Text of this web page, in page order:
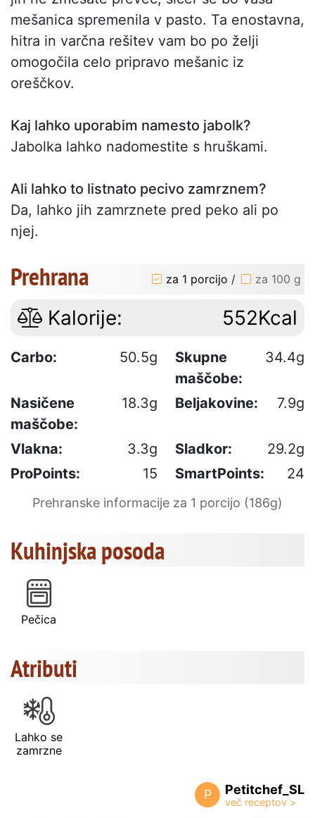
mešanica spremenila v pasto. Ta enostavna,
hitra in varčna rešitev vam bo po želji
omogočila celo pripravo mešanic iz
oreščkov.
Kaj lahko uporabim namesto jabolk?
Jabolka lahko nadomestite s hruškami.
Ali lahko to listnato pecivo zamrznem?
Da, lahko jih zamrznete pred peko ali po
njej.
Prehrana za 1 porcijo / za 100 g
Kalorije: 552Kcal
Carbo: 50.5g
Skupne
maščobe:
34.4g
Nasičene
maščobe:
18.3g Beljakovine: 7.9g
Vlakna: 3.3g Sladkor:
29.2g
ProPoints:
15 SmartPoints: 24
Prehranske informacije za 1 porcijo (186g)
Kuhinjska posoda
Pečica
Atributi
Lahko se
zamrzne
P Petitchef_SL